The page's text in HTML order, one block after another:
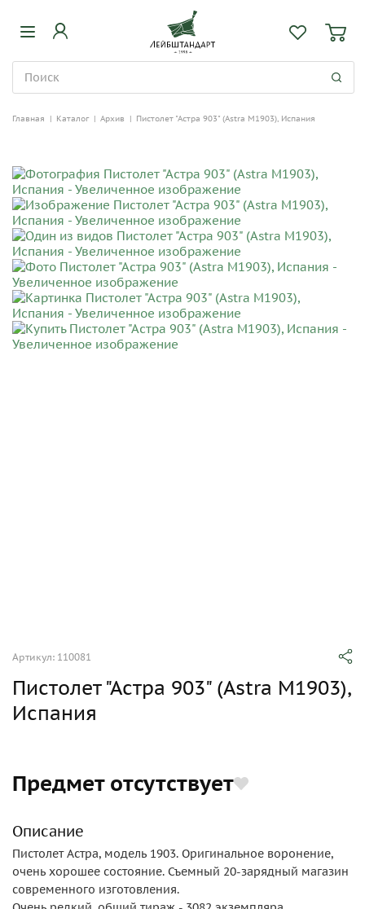
Главная | Каталог | Архив | Пистолет "Астра 903" (Astra M1903), Испания
Артикул: 110081
Пистолет "Астра 903" (Astra M1903),
Испания
Предмет отсутствует
Описание
Пистолет Астра, модель 1903. Оригинальное воронение,
очень хорошее состояние. Съемный 20-зарядный магазин
современного изготовления.